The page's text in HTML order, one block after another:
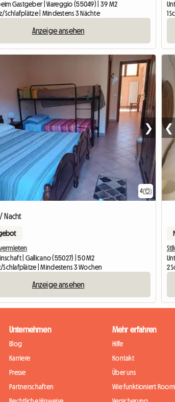
Gastgeber | Viareggio (55049) | 39 M2
Schlafplätze | Mindestens 3 Nächte
Anzeige ansehen
1
4
❯
Nacht
vermieten
| Gallicano (55027) | 50 M2
Schlafplätze | Mindestens 3 Wochen
Anzeige ansehen
❮
2
Unternehmen
Blog
Karriere
Presse
Partnerschaften
Mehr erfahren
Hilfe
Kontakt
Über uns
Wie funktioniert